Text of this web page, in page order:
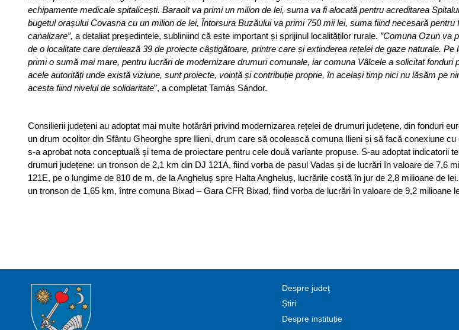
echipamente medicale spitalicești. Baraolt va primi un milion de lei, suma va fi alocată pentru acreditarea
bugetul orașului Covasna cu un milion de lei, Întorsura Buzăului va primi 750 mii lei, suma fiind necesară pentru
canalizare”, a detaliat președintele, subliniind că este important și sprijinul localităților rurale. ”Comuna Ozun va
de o localitate care derulează 39 de proiecte câștigătoare, printre care și extinderea rețelei de gaze naturale.
primi o sumă mai mare, pentru lucrări de modernizare drumuri comunale, iar comuna Vâlcele a solicitat fonduri
acele autorități unde există viziune, sunt proiecte, voință și contribuție proprie, în același timp nici nu lăsăm pe
acesta fiind nivelul de solidaritate”, a completat Tamás Sándor.
Consilierii județeni au adoptat mai multe hotărâri privind modernizarea rețelei de drumuri județene, din fonduri
un drum ocolitor din Sfântu Gheorghe spre Ilieni, drum care să ocolească comuna Ilieni și să facă conexiune
s-a aprobat nota conceptuală și tema de proiectare pentru cele două variante propuse. S-au adoptat indicatorii
drumuri județene: un tronson de 2,1 km din DJ 121A, fiind vorba de pasul Vadas și de lucrări în valoare de 7,6
121E, pe o lungime de 810 de m, de la Angheluș spre Halta Angheluș, lucrările costă în jur de 2,8 milioane de
un tronson de 1,65 km, între comuna Bixad – Gara CFR Bixad, fiind vorba de lucrări în valoare de 9,2 milioane
Despre judeţ
Știri
Despre instituție